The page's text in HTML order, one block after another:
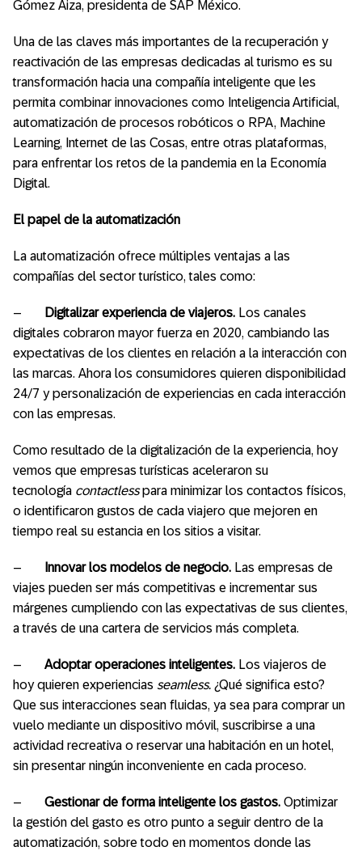
Gómez Aiza, presidenta de SAP México.
Una de las claves más importantes de la recuperación y
reactivación de las empresas dedicadas al turismo es su
transformación hacia una compañía inteligente que les
permita combinar innovaciones como Inteligencia Artificial,
automatización de procesos robóticos o RPA, Machine
Learning, Internet de las Cosas, entre otras plataformas,
para enfrentar los retos de la pandemia en la Economía
Digital.
El papel de la automatización
La automatización ofrece múltiples ventajas a las
compañías del sector turístico, tales como:
– Digitalizar experiencia de viajeros. Los canales
digitales cobraron mayor fuerza en 2020, cambiando las
expectativas de los clientes en relación a la interacción con
las marcas. Ahora los consumidores quieren disponibilidad
24/7 y personalización de experiencias en cada interacción
con las empresas.
Como resultado de la digitalización de la experiencia, hoy
vemos que empresas turísticas aceleraron su
tecnología contactlesspara minimizar los contactos físicos,
o identificaron gustos de cada viajero que mejoren en
tiempo real su estancia en los sitios a visitar.
– Innovar los modelos de negocio. Las empresas de
viajes pueden ser más competitivas e incrementar sus
márgenes cumpliendo con las expectativas de sus clientes,
a través de una cartera de servicios más completa.
– Adoptar operaciones inteligentes. Los viajeros de
hoy quieren experiencias seamless. ¿Qué significa esto?
Que sus interacciones sean fluidas, ya sea para comprar un
vuelo mediante un dispositivo móvil, suscribirse a una
actividad recreativa o reservar una habitación en un hotel,
sin presentar ningún inconveniente en cada proceso.
– Gestionar de forma inteligente los gastos. Optimizar
la gestión del gasto es otro punto a seguir dentro de la
automatización, sobre todo en momentos donde las